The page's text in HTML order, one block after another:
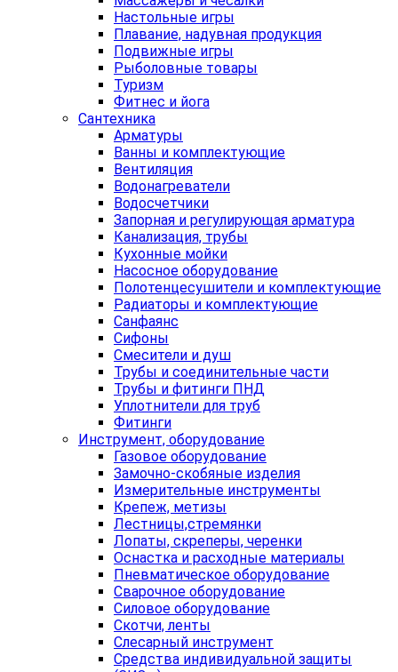
Настольные игры
Плавание, надувная продукция
Подвижные игры
Рыболовные товары
Туризм
Фитнес и йога
Сантехника
Арматуры
Ванны и комплектующие
Вентиляция
Водонагреватели
Водосчетчики
Запорная и регулирующая арматура
Канализация, трубы
Кухонные мойки
Насосное оборудование
Полотенцесушители и комплектующие
Радиаторы и комплектующие
Санфаянс
Сифоны
Смесители и душ
Трубы и соединительные части
Трубы и фитинги ПНД
Уплотнители для труб
Фитинги
Инструмент, оборудование
Газовое оборудование
Замочно-скобяные изделия
Измерительные инструменты
Крепеж, метизы
Лестницы,стремянки
Лопаты, скреперы, черенки
Оснастка и расходные материалы
Пневматическое оборудование
Сварочное оборудование
Силовое оборудование
Скотчи, ленты
Слесарный инструмент
Средства индивидуальной защиты